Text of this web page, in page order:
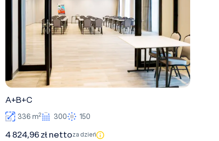
A+B+C
336 m2 300 150
4 824,96 zł nettoza dzień